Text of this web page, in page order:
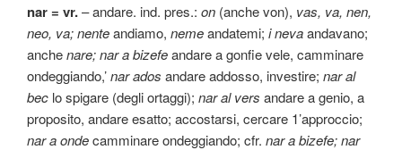
nar = vr.– andare. ind. pres.: on (anche von), vas, va, nen,
neo, va; nenteandiamo, nemeandatemi; i nevaandavano;
anchenare; nar a bizefeandare a gonfie vele, camminare
ondeggiando,’nar ados andare addosso, investire; nar al
bec lo spigare (degli ortaggi); nar al vers andare a genio, a
proposito, andare esatto; accostarsi, cercare 1’approccio;
nar a ondecamminare ondeggiando; cfr. nar a bizefe; nar